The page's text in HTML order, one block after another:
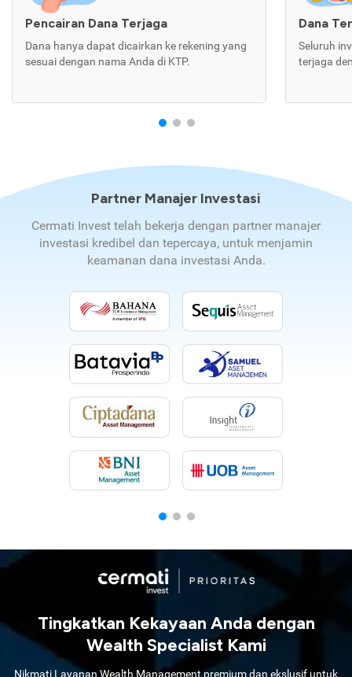
Pencairan Dana Terjaga
Dana hanya dapat dicairkan ke rekening yang
sesuai dengan nama Anda di KTP.
Dana
Seluruh
terjaga
Partner Manajer Investasi
Cermati Invest telah bekerja dengan partner manajer
investasi kredibel dan tepercaya, untuk menjamin
keamanan dana investasi Anda.
Tingkatkan Kekayaan Anda dengan
Wealth Specialist Kami
Nikmati Layanan Wealth Management premium dan ekslusif untuk